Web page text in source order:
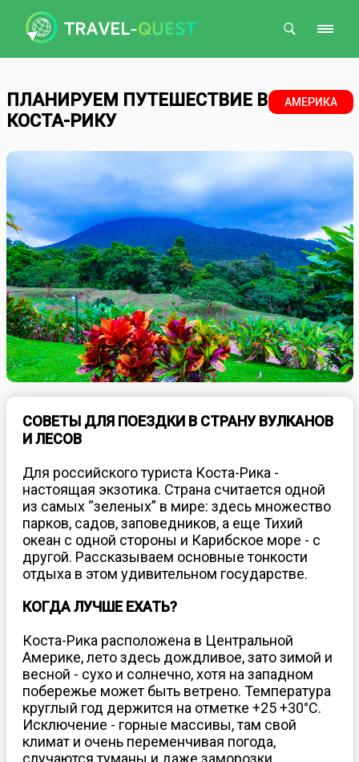
Поиск
ПЛАНИРУЕМ ПУТЕШЕСТВИЕ В
КОСТА-РИКУ
АМЕРИКА
СОВЕТЫ ДЛЯ ПОЕЗДКИ В СТРАНУ ВУЛКАНОВ
И ЛЕСОВ
Для российского туриста Коста-Рика -
настоящая экзотика. Страна считается одной
из самых “зеленых” в мире: здесь множество
парков, садов, заповедников, а еще Тихий
океан с одной стороны и Карибское море - с
другой. Рассказываем основные тонкости
отдыха в этом удивительном государстве.
КОГДА ЛУЧШЕ ЕХАТЬ?
Коста-Рика расположена в Центральной
Америке, лето здесь дождливое, зато зимой и
весной - сухо и солнечно, хотя на западном
побережье может быть ветрено. Температура
круглый год держится на отметке +25 +30°C.
Исключение - горные массивы, там свой
климат и очень переменчивая погода,